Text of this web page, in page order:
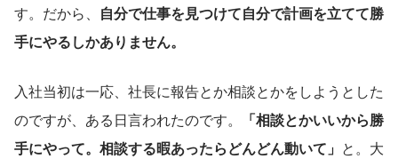
す。だから、 自分で仕事を見つけて自分で計画を立てて勝
手にやるしかありません。
入社当初は一応、社長に報告とか相談とかをしようとした
のですが、ある日言われたのです。
「相談とかいいから勝
手にやって。相談する暇あったらどんどん動いて」 と。大